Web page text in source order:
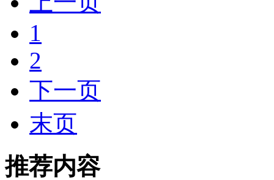
1
2
下一页
末页
推荐内容